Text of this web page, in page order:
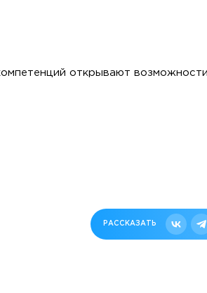
открывают
РАССКАЗАТЬ